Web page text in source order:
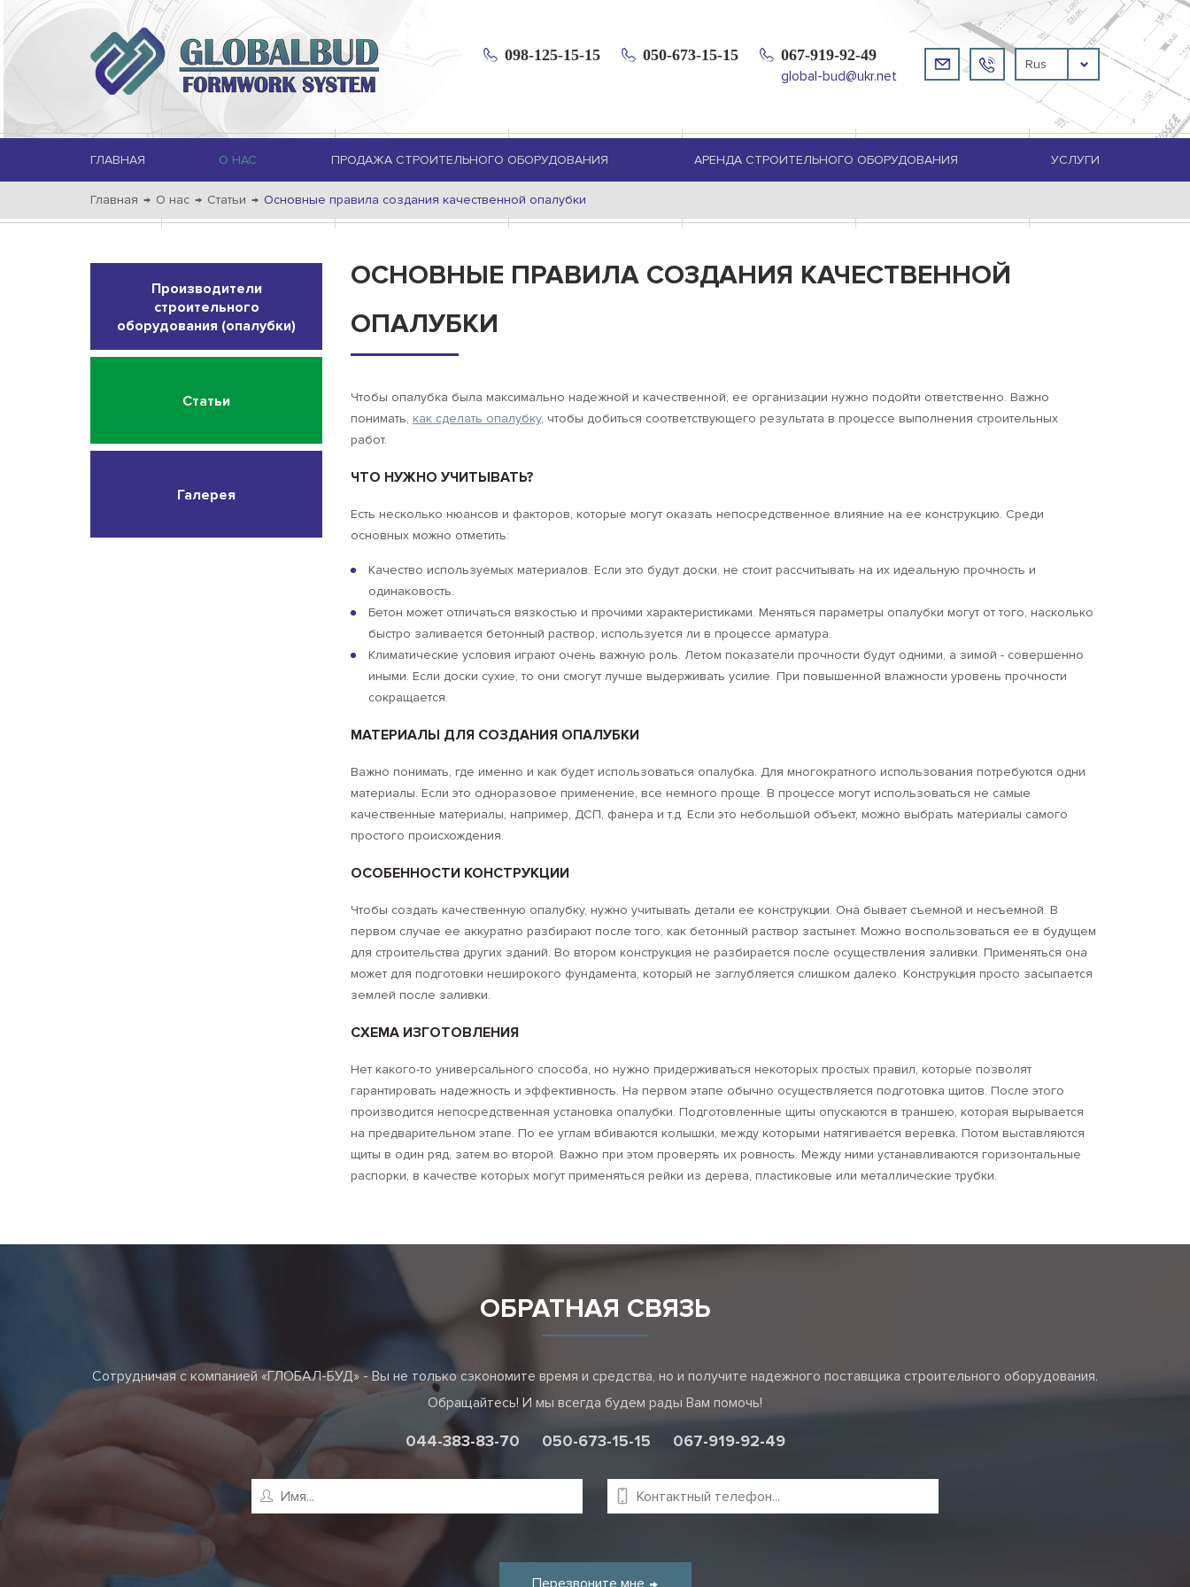
098-125-15-15 050-673-15-15 067-919-92-49
global-bud@ukr.net
Rus
ГЛАВНАЯ О НАС ПРОДАЖА СТРОИТЕЛЬНОГО ОБОРУДОВАНИЯ АРЕНДА СТРОИТЕЛЬНОГО ОБОРУДОВАНИЯ УСЛУГИ
Главная → О нас → Статьи → Основные правила создания качественной опалубки
Производители
строительного
оборудования (опалубки)
Статьи
Галерея
ОСНОВНЫЕ ПРАВИЛА СОЗДАНИЯ КАЧЕСТВЕННОЙ
ОПАЛУБКИ
Чтобы опалубка была максимально надежной и качественной, ее организации нужно подойти ответственно. Важно
понимать, как сделать опалубку, чтобы добиться соответствующего результата в процессе выполнения строительных
работ.
ЧТО НУЖНО УЧИТЫВАТЬ?
Есть несколько нюансов и факторов, которые могут оказать непосредственное влияние на ее конструкцию. Среди
основных можно отметить:
Качество используемых материалов. Если это будут доски, не стоит рассчитывать на их идеальную прочность и
одинаковость.
Бетон может отличаться вязкостью и прочими характеристиками. Меняться параметры опалубки могут от того, насколько
быстро заливается бетонный раствор, используется ли в процессе арматура.
Климатические условия играют очень важную роль. Летом показатели прочности будут одними, а зимой - совершенно
иными. Если доски сухие, то они смогут лучше выдерживать усилие. При повышенной влажности уровень прочности
сокращается.
МАТЕРИАЛЫ ДЛЯ СОЗДАНИЯ ОПАЛУБКИ
Важно понимать, где именно и как будет использоваться опалубка. Для многократного использования потребуются одни
материалы. Если это одноразовое применение, все немного проще. В процессе могут использоваться не самые
качественные материалы, например, ДСП, фанера и т.д. Если это небольшой объект, можно выбрать материалы самого
простого происхождения.
ОСОБЕННОСТИ КОНСТРУКЦИИ
Чтобы создать качественную опалубку, нужно учитывать детали ее конструкции. Она бывает съемной и несъемной. В
первом случае ее аккуратно разбирают после того, как бетонный раствор застынет. Можно воспользоваться ее в будущем
для строительства других зданий. Во втором конструкция не разбирается после осуществления заливки. Применяться она
может для подготовки неширокого фундамента, который не заглубляется слишком далеко. Конструкция просто засыпается
землей после заливки.
СХЕМА ИЗГОТОВЛЕНИЯ
Нет какого-то универсального способа, но нужно придерживаться некоторых простых правил, которые позволят
гарантировать надежность и эффективность. На первом этапе обычно осуществляется подготовка щитов. После этого
производится непосредственная установка опалубки. Подготовленные щиты опускаются в траншею, которая вырывается
на предварительном этапе. По ее углам вбиваются колышки, между которыми натягивается веревка. Потом выставляются
щиты в один ряд, затем во второй. Важно при этом проверять их ровность. Между ними устанавливаются горизонтальные
распорки, в качестве которых могут применяться рейки из дерева, пластиковые или металлические трубки.
ОБРАТНАЯ СВЯЗЬ
Сотрудничая с компанией «ГЛОБАЛ-БУД» - Вы не только сэкономите время и средства, но и получите надежного поставщика строительного оборудования.
Обращайтесь! И мы всегда будем рады Вам помочь!
044-383-83-70 050-673-15-15 067-919-92-49
Перезвоните мне